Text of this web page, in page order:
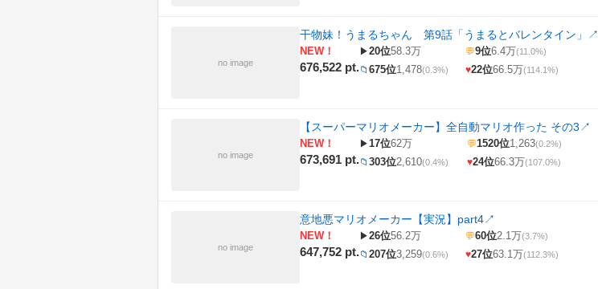
no image
干物妹！うまるちゃん 第9話「うまるとバレンタイン」 ↗
NEW！
676,522 pt.
▶20位58.3万 💬9位6.4万(11.0%)
📁 675位1,478(0.3%) ♥22位66.5万(114.1%)
no image
【スーパーマリオメーカー】全自動マリオ作った その3↗
NEW！
673,691 pt.
▶17位62万 💬1520位1,263(0.2%)
📁 303位2,610(0.4%) ♥24位66.3万(107.0%)
no image
意地悪マリオメーカー【実況】part4↗
NEW！
647,752 pt.
▶26位56.2万 💬60位2.1万(3.7%)
📁 207位3,259(0.6%) ♥27位63.1万(112.3%)